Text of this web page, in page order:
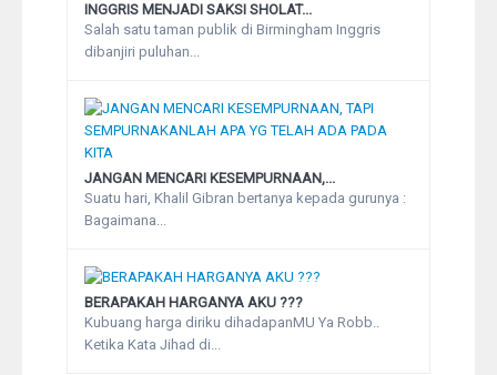
INGGRIS MENJADI SAKSI SHOLAT...
Salah satu taman publik di Birmingham Inggris
dibanjiri puluhan...
JANGAN MENCARI KESEMPURNAAN,...
Suatu hari, Khalil Gibran bertanya kepada gurunya :
Bagaimana...
BERAPAKAH HARGANYA AKU ???
Kubuang harga diriku dihadapanMU Ya Robb..
Ketika Kata Jihad di...